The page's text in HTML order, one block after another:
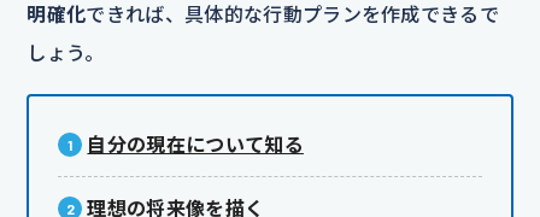
明確化できれば、具体的な行動プランを作成できるで
しょう。
自分の現在について知る
理想の将来像を描く